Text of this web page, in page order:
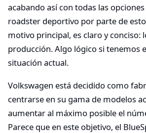
acabando así con todas las
roadster deportivo por parte de
motivo principal, es claro y conciso:
producción. Algo lógico si tenemos
situación actual.
Volkswagen está decidido como
centrarse en su gama de modelos
aumentar al máximo posible el
Parece que en este objetivo, el